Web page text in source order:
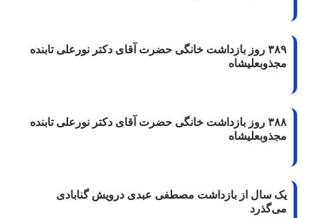
۳۸۹ روز بازداشت خانگی حضرت آقای دکتر نورعلی تابنده
مجذوبعلیشاه
۳۸۸ روز بازداشت خانگی حضرت آقای دکتر نورعلی تابنده
مجذوبعلیشاه
یک سال از بازداشت مصطفی عبدی درویش گنابادی
می‌گذرد